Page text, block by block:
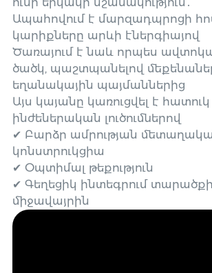
Ապահովում է մարզադպրոցի
կարիքները արևի էներգիայով
Ծառայում է նաև որպես
ծածկ, պաշտպանելով
եղանակային պայմաններից
Այս կայանը կառուցվել է հատուկ
ինժեներական լուծումներով
✔ Բարձր ամրության
կոնստրուկցիա
✔ Օպտիմալ թեքություն
✔ Գեղեցիկ ինտեգրում
միջավայրին